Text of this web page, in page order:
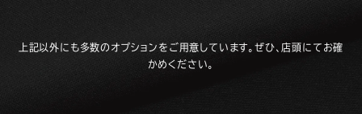
上記以外にも多数のオプションをご用意しています。ぜひ、店頭にてお確
かめください。